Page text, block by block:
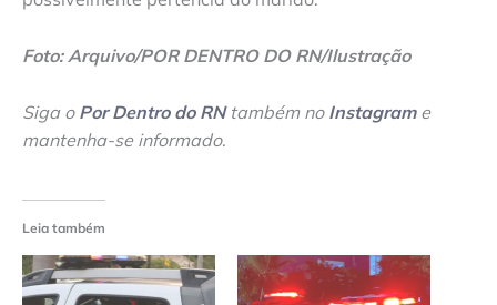
Foto: Arquivo/POR DENTRO DO RN/Ilustração
Siga o Por Dentro do RNtambém no Instagrame
mantenha-se informado.
Leia também